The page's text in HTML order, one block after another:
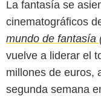
La fantasía se
cinematográficos
mundo de fantasía
vuelve a liderar el
millones de euros,
segunda semana